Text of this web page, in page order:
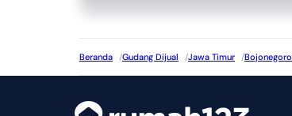
Beranda /Gudang Dijual /Jawa Timur /Bojonegoro